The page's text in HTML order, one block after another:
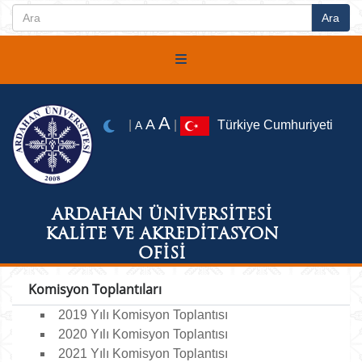
ARDAHAN ÜNİVERSİTESİ
KALİTE VE AKREDİTASYON
OFİSİ
A A A Türkiye Cumhuriyeti
Komisyon Toplantıları
2019 Yılı Komisyon Toplantısı
2020 Yılı Komisyon Toplantısı
2021 Yılı Komisyon Toplantısı